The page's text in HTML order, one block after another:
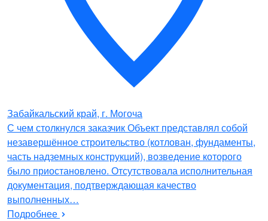
Забайкальский край, г. Могоча
С чем столкнулся заказчик Объект представлял собой
незавершённое строительство (котлован, фундаменты,
часть надземных конструкций), возведение которого
было приостановлено. Отсутствовала исполнительная
документация, подтверждающая качество
выполненных…
Подробнее